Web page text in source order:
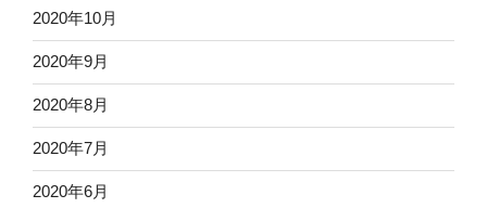
2020年10月
2020年9月
2020年8月
2020年7月
2020年6月